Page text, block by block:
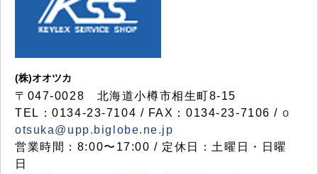
(株)オオツカ
〒047-0028 北海道小樽市相生町8-15
TEL：0134-23-7104 / FAX：0134-23-7106 / o
otsuka@upp.biglobe.ne.jp
営業時間：8:00〜17:00 / 定休日：土曜日・日曜
日